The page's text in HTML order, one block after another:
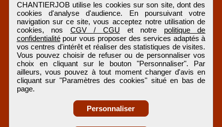
CHANTIERJOB utilise les cookies sur son site, dont des
cookies d'analyse d'audience. En poursuivant votre
navigation sur ce site, vous acceptez notre utilisation de
cookies, nos CGV / CGU et notre politique de
confidentialitépour vous proposer des services adaptés à
vos centres d'intérêt et réaliser des statistiques de visites.
Vous pouvez choisir de refuser ou de personnaliser vos
choix en cliquant sur le bouton "Personnaliser". Par
ailleurs, vous pouvez à tout moment changer d'avis en
cliquant sur "Paramètres des cookies" situé en bas de
page.
Personnaliser